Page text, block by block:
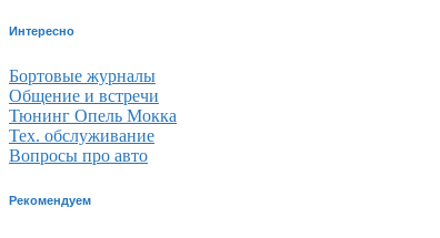
Интересно
Бортовые журналы
Общение и встречи
Тюнинг Опель Мокка
Тех. обслуживание
Вопросы про авто
Рекомендуем